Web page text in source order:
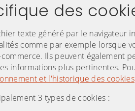
des
texte généré par le navigateur
comme par exemple lorsque
Ils peuvent également
informations plus pertinentes.
et l'historique des cookies
3 types de cookies :